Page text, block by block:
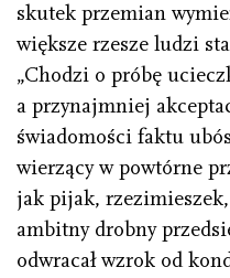
skutek przemian
większe rzesze ludzi
„Chodzi o próbę
a przynajmniej
świadomości faktu
wierzący w powtórne
jak pijak, rzezimieszek,
ambitny drobny
odwracał wzrok od